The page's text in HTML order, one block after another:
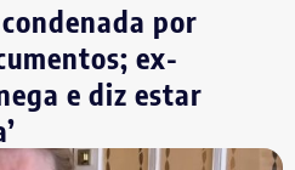
por
ex-
e diz estar